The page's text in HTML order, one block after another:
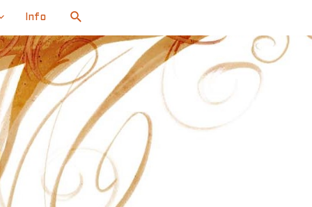
Info Search